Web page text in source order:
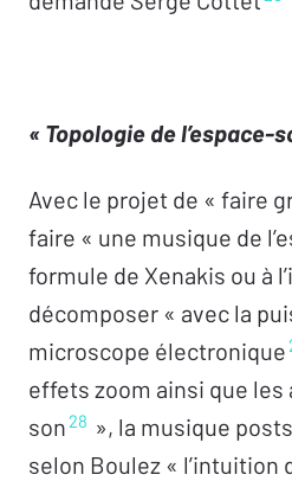
« Topologie de l’espace-
Avec le projet de « faire
faire « une musique de
formule de Xenakis ou à
décomposer « avec la
microscope électronique
effets zoom ainsi que les
son 28 », la musique
selon Boulez « l’intuition